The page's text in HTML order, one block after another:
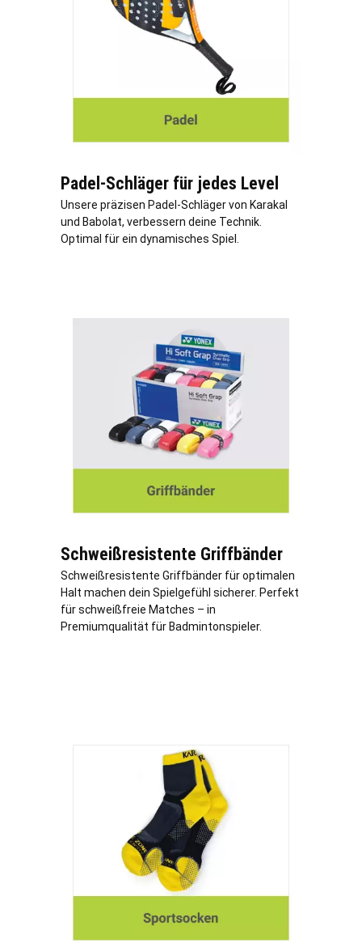
Padel-Schläger für jedes Level
Unsere präzisen Padel-Schläger von Karakal
und Babolat, verbessern deine Technik.
Optimal für ein dynamisches Spiel.
Schweißresistente Griffbänder
Schweißresistente Griffbänder für optimalen
Halt machen dein Spielgefühl sicherer. Perfekt
für schweißfreie Matches – in
Premiumqualität für Badmintonspieler.